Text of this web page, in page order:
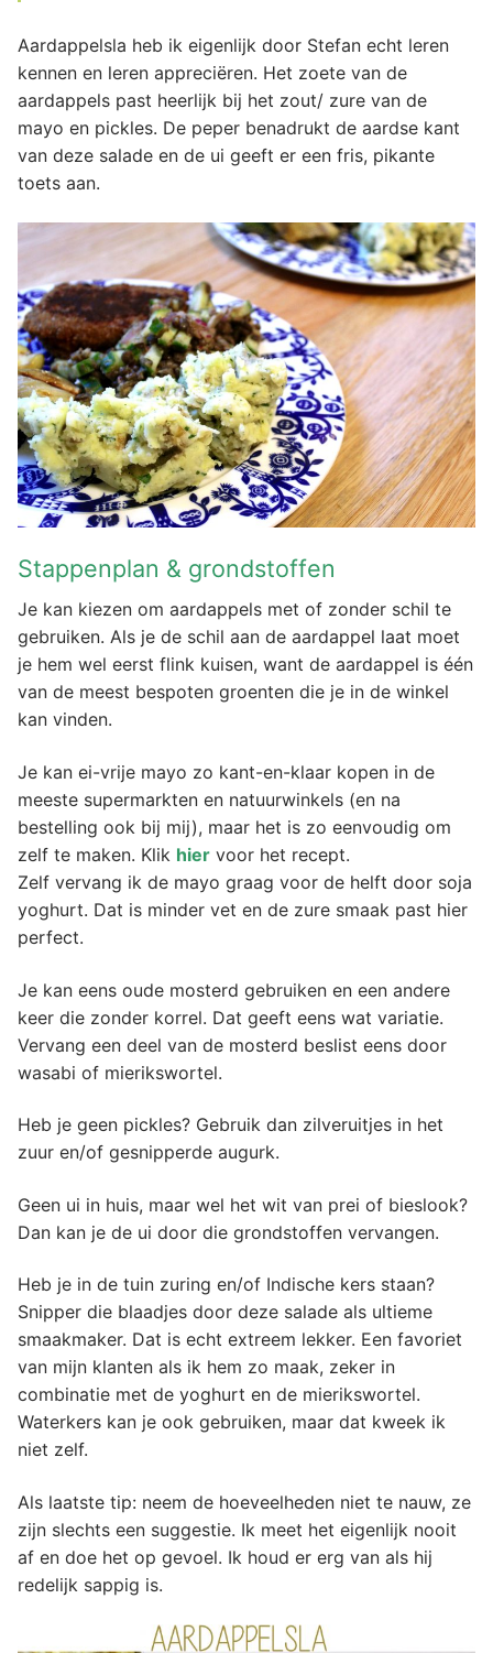
Aardappelsla heb ik eigenlijk door Stefan echt leren
kennen en leren appreciëren. Het zoete van de
aardappels past heerlijk bij het zout/ zure van de
mayo en pickles. De peper benadrukt de aardse kant
van deze salade en de ui geeft er een fris, pikante
toets aan.
Stappenplan & grondstoffen
Je kan kiezen om aardappels met of zonder schil te
gebruiken. Als je de schil aan de aardappel laat moet
je hem wel eerst flink kuisen, want de aardappel is één
van de meest bespoten groenten die je in de winkel
kan vinden.
Je kan ei-vrije mayo zo kant-en-klaar kopen in de
meeste supermarkten en natuurwinkels (en na
bestelling ook bij mij), maar het is zo eenvoudig om
zelf te maken. Klik hier voor het recept.
Zelf vervang ik de mayo graag voor de helft door soja
yoghurt. Dat is minder vet en de zure smaak past hier
perfect.
Je kan eens oude mosterd gebruiken en een andere
keer die zonder korrel. Dat geeft eens wat variatie.
Vervang een deel van de mosterd beslist eens door
wasabi of mierikswortel.
Heb je geen pickles? Gebruik dan zilveruitjes in het
zuur en/of gesnipperde augurk.
Geen ui in huis, maar wel het wit van prei of bieslook?
Dan kan je de ui door die grondstoffen vervangen.
Heb je in de tuin zuring en/of Indische kers staan?
Snipper die blaadjes door deze salade als ultieme
smaakmaker. Dat is echt extreem lekker. Een favoriet
van mijn klanten als ik hem zo maak, zeker in
combinatie met de yoghurt en de mierikswortel.
Waterkers kan je ook gebruiken, maar dat kweek ik
niet zelf.
Als laatste tip: neem de hoeveelheden niet te nauw, ze
zijn slechts een suggestie. Ik meet het eigenlijk nooit
af en doe het op gevoel. Ik houd er erg van als hij
redelijk sappig is.